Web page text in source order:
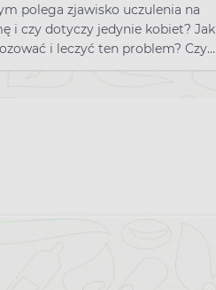
partnera?
polega zjawisko uczulenia na
i czy dotyczy jedynie kobiet? Jak
i leczyć ten problem? Czy
na własne nasienie jest możliwa?